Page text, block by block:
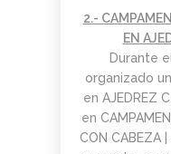
AJEDREZ
CON
CABEZA
29
2026
AJEDREZ
INICIACIÓN
PARA
ADULTOS -
CURSO DE
2.-
EN
Durante
organizado un
en AJEDREZ
en
CON CABEZA